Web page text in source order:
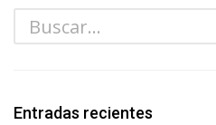
Entradas recientes